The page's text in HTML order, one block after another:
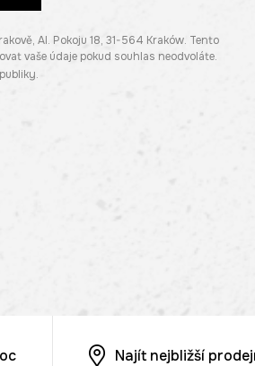
Al. Pokoju 18, 31-564 Kraków. Tento
vaše údaje pokud souhlas neodvoláte.
Najít nejbližší